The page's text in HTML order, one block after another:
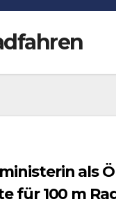
als
für 100 m